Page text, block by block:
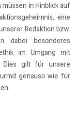
in Hinblick auf
eine
Redaktion bzw.
dabei besonderes
im Umgang mit
Dies gilt für unsere
genauso wie für